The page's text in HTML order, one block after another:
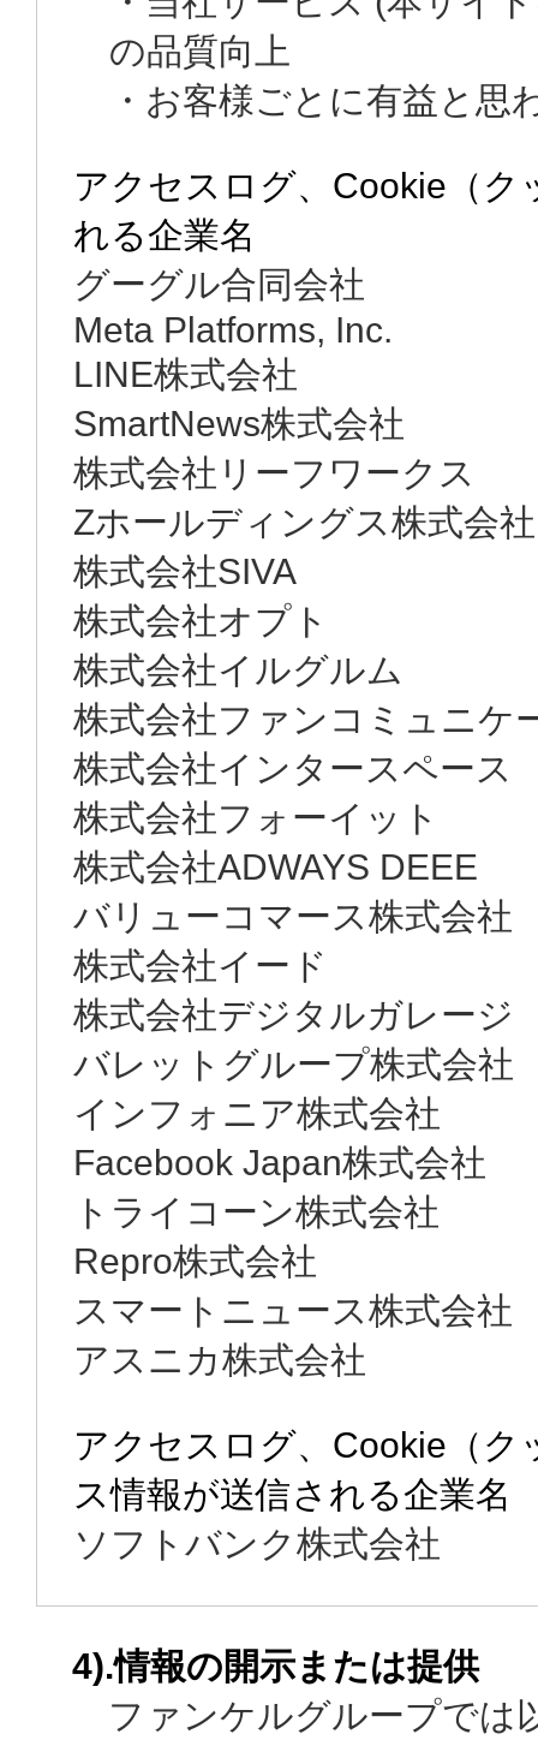
の品質向上
・お客様ごとに有益と思
アクセスログ、Cookie（ク
れる企業名
グーグル合同会社
Meta Platforms, Inc.
LINE株式会社
SmartNews株式会社
株式会社リーフワークス
Zホールディングス株式会社
株式会社SIVA
株式会社オプト
株式会社イルグルム
株式会社ファンコミュニケ
株式会社インタースペース
株式会社フォーイット
株式会社ADWAYS DEEE
バリューコマース株式会社
株式会社イード
株式会社デジタルガレージ
バレットグループ株式会社
インフォニア株式会社
Facebook Japan株式会社
トライコーン株式会社
Repro株式会社
スマートニュース株式会社
アスニカ株式会社
アクセスログ、Cookie（ク
ス情報が送信される企業名
ソフトバンク株式会社
4).情報の開示または提供
ファンケルグループでは